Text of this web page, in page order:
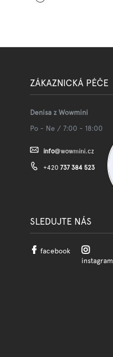
růžová
ZÁKAZNICKÁ PÉČE
Denisa z Wowmini
Po - Ne / 7:00 - 18:00
info@wowmini.cz
+420 737 384 523
SLEDUJTE NÁS
facebook
instagram